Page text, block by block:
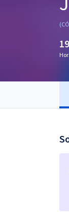
Questões grátis
19